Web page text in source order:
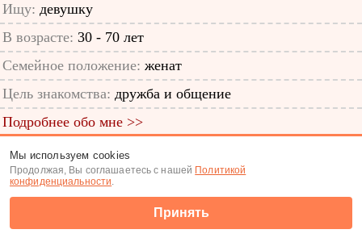
Ищу: девушку
В возрасте: 30 - 70 лет
Семейное положение: женат
Цель знакомства: дружба и общение
Подробнее обо мне >>
ID анкеты: 28535797
Знакомства|Поиск анкет
Мы используем cookies
Продолжая, Вы соглашаетесь с нашей Политикой
конфиденциальности.
Принять